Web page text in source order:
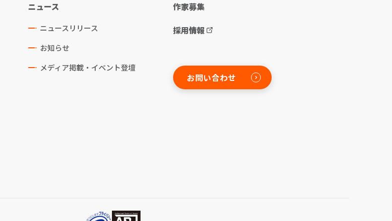
ニュース
ニュースリリース
お知らせ
メディア掲載・イベント登壇
作家募集
採用情報
お問い合わせ